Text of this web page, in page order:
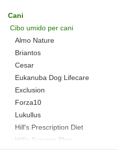
Cani
Cibo umido per cani
Almo Nature
Briantos
Cesar
Eukanuba Dog Lifecare
Exclusion
Forza10
Lukullus
Hill's Prescription Diet
Hill's Science Plan
Natural Trainer